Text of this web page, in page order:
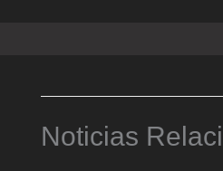
Noticias